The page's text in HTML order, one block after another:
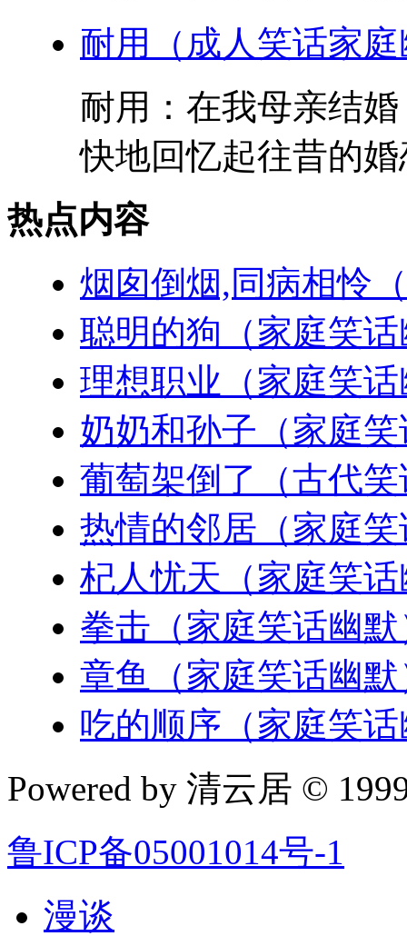
耐用（成人笑话家
耐用：在我母亲结
快地回忆起往昔的
热点内容
烟囱倒烟,同病相怜
聪明的狗（家庭笑
理想职业（家庭笑
奶奶和孙子（家庭
葡萄架倒了（古代
热情的邻居（家庭
杞人忧天（家庭笑
拳击（家庭笑话幽默
章鱼（家庭笑话幽默
吃的顺序（家庭笑
Powered by 清云居 ©
鲁ICP备05001014号-1
漫谈